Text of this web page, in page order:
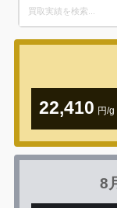
for:
22,410 円/g
8